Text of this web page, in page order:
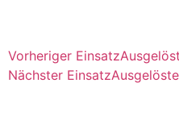
Vorheriger Einsatz
Nächster Einsatz